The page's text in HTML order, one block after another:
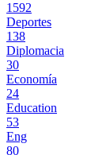
1592
Deportes
138
Diplomacia
30
Economía
24
Education
53
Eng
80